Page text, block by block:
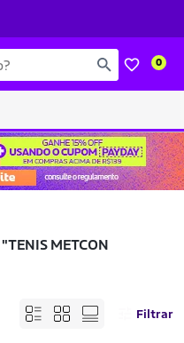
0
"TENIS METCON
Filtrar